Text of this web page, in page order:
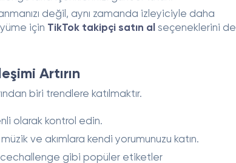
değil, aynı zamanda izleyiciyle daha
için TikTok takipçi satın al seçeneklerini de
Artırın
biri trendlere katılmaktır.
olarak kontrol edin.
ve akımlara kendi yorumunuzu katın.
gibi popüler etiketler